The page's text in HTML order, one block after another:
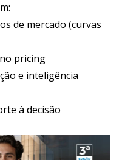
de mercado (curvas
pricing
e inteligência
à decisão